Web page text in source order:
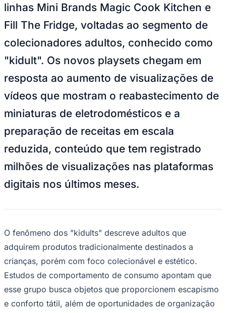
Copa América
Premier League
La Liga
Bundesliga
Mundial 2026
linhas Mini Brands Magic Cook Kitchen e
Fill The Fridge, voltadas ao segmento de
colecionadores adultos, conhecido como
"kidult". Os novos playsets chegam em
resposta ao aumento de visualizações de
vídeos que mostram o reabastecimento de
miniaturas de eletrodomésticos e a
preparação de receitas em escala
reduzida, conteúdo que tem registrado
milhões de visualizações nas plataformas
digitais nos últimos meses.
O fenômeno dos "kidults" descreve adultos que
adquirem produtos tradicionalmente destinados a
crianças, porém com foco colecionável e estético.
Estudos de comportamento de consumo apontam que
esse grupo busca objetos que proporcionem escapismo
e conforto tátil, além de oportunidades de organização